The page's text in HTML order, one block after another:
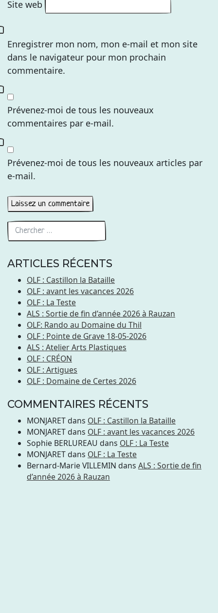
Site web
Enregistrer mon nom, mon e-mail et mon site
dans le navigateur pour mon prochain
commentaire.
Prévenez-moi de tous les nouveaux
commentaires par e-mail.
Prévenez-moi de tous les nouveaux articles par
e-mail.
ARTICLES RÉCENTS
OLF : Castillon la Bataille
OLF : avant les vacances 2026
OLF : La Teste
ALS : Sortie de fin d’année 2026 à Rauzan
OLF: Rando au Domaine du Thil
OLF : Pointe de Grave 18-05-2026
ALS : Atelier Arts Plastiques
OLF : CRÉON
OLF : Artigues
OLF : Domaine de Certes 2026
COMMENTAIRES RÉCENTS
MONJARETdans OLF : Castillon la Bataille
MONJARETdans OLF : avant les vacances 2026
Sophie BERLUREAU dans OLF : La Teste
MONJARETdans OLF : La Teste
Bernard-Marie VILLEMIN dans ALS : Sortie de fin
d’année 2026 à Rauzan